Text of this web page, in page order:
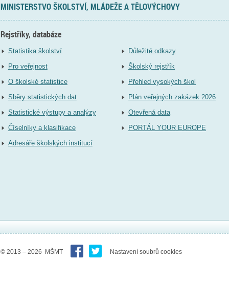
MINISTERSTVO ŠKOLSTVÍ, MLÁDEŽE A TĚLOVÝCHOVY
Rejstříky, databáze
Statistika školství
Pro veřejnost
O školské statistice
Sběry statistických dat
Statistické výstupy a analýzy
Číselníky a klasifikace
Adresáře školských institucí
Důležité odkazy
Školský rejstřík
Přehled vysokých škol
Plán veřejných zakázek 2026
Otevřená data
PORTÁL YOUR EUROPE
© 2013 – 2026 MŠMT Nastavení soubrů cookies